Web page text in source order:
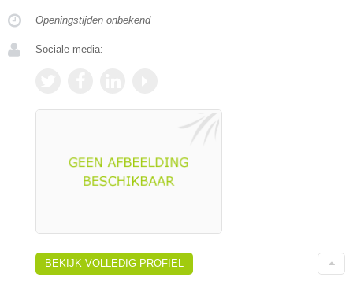
Openingstijden onbekend
Sociale media:
BEKIJK VOLLEDIG PROFIEL